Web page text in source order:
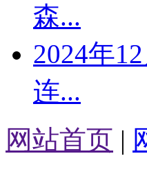
森...
2024年
连...
网站首页 |